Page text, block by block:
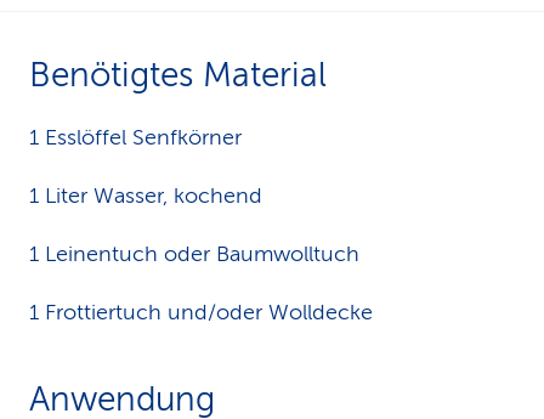
k
Benötigtes Material
1 Esslöffel Senfkörner
1 Liter Wasser, kochend
1 Leinentuch oder Baumwolltuch
1 Frottiertuch und/oder Wolldecke
Anwendung